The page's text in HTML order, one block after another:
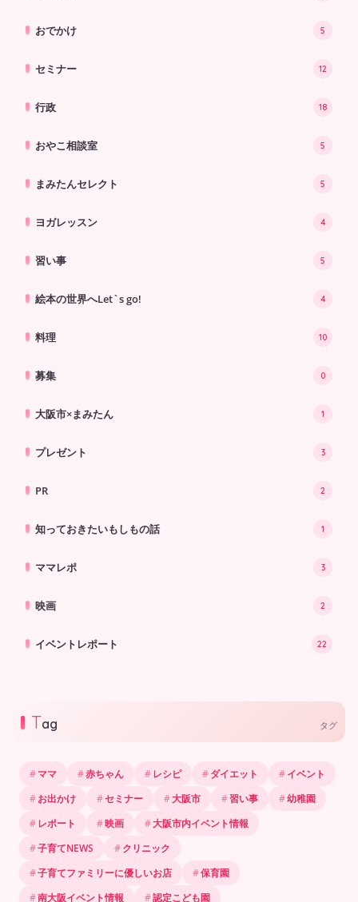
おでかけ 5
セミナー 12
行政 18
おやこ相談室 5
まみたんセレクト 5
ヨガレッスン 4
習い事 5
絵本の世界へLet`s go! 4
料理 10
募集 0
大阪市×まみたん 1
プレゼント 3
PR 2
知っておきたいもしもの話 1
ママレポ 3
映画 2
イベントレポート 22
Tag タグ
ママ 赤ちゃん レシピ ダイエット
イベント
お出かけ
セミナー 大阪市 習い事
幼稚園
レポート
映画
大阪市内イベント情報
子育てNEWS
クリニック
子育てファミリーに優しいお店
保育園
南大阪イベント情報
認定こども園